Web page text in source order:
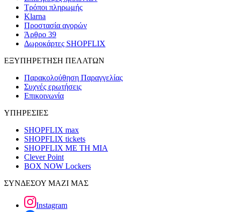
Τρόποι πληρωμής
Klarna
Προστασία αγορών
Άρθρο 39
Δωροκάρτες SHOPFLIX
ΕΞΥΠΗΡΕΤΗΣΗ ΠΕΛΑΤΩΝ
Παρακολούθηση Παραγγελίας
Συχνές ερωτήσεις
Επικοινωνία
ΥΠΗΡΕΣΙΕΣ
SHOPFLIX max
SHOPFLIX tickets
SHOPFLIX ΜΕ ΤΗ ΜΙΑ
Clever Point
BOX NOW Lockers
ΣΥΝΔΕΣΟΥ ΜΑΖΙ ΜΑΣ
Instagram